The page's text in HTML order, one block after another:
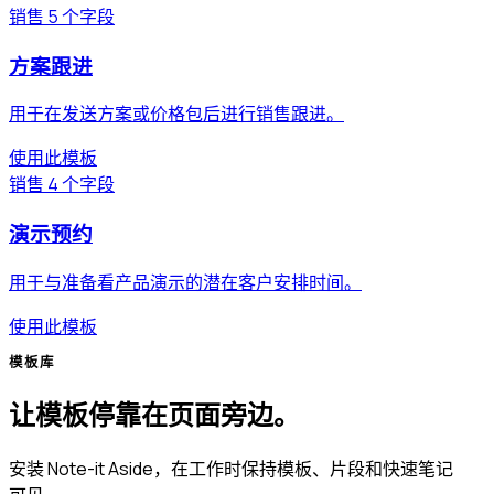
销售 5 个字段
方案跟进
用于在发送方案或价格包后进行销售跟进。
使用此模板
销售 4 个字段
演示预约
用于与准备看产品演示的潜在客户安排时间。
使用此模板
模板库
让模板停靠在页面旁边。
安装 Note-it Aside，在工作时保持模板、片段和快速笔记